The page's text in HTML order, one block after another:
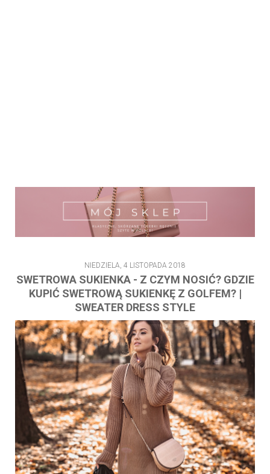
NIEDZIELA, 4 LISTOPADA 2018
SWETROWA SUKIENKA - Z CZYM NOSIĆ? GDZIE
KUPIĆ SWETROWĄ SUKIENKĘ Z GOLFEM? |
SWEATER DRESS STYLE